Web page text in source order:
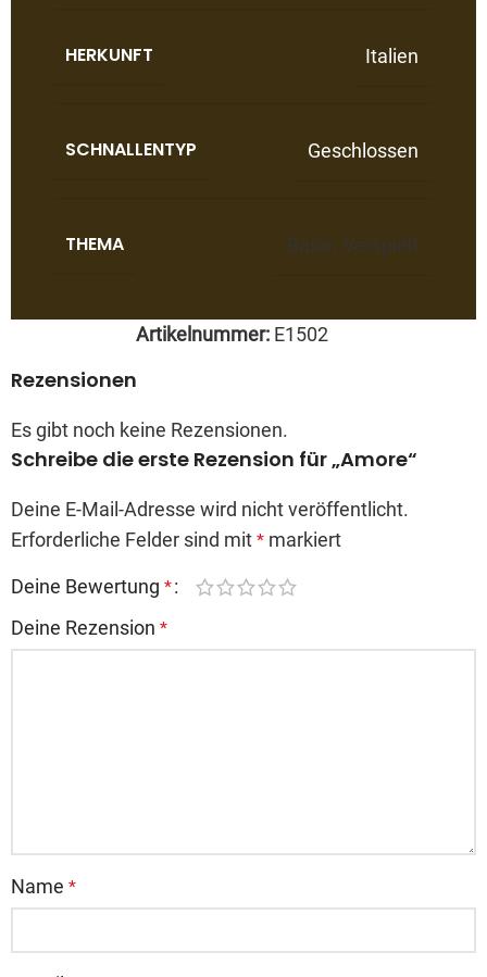
HERKUNFT Italien
SCHNALLENTYP Geschlossen
THEMA Basic, Verspielt
Artikelnummer: E1502
Rezensionen
Es gibt noch keine Rezensionen.
Schreibe die erste Rezension für „Amore“
Deine E-Mail-Adresse wird nicht veröffentlicht.
Erforderliche Felder sind mit * markiert
Deine Bewertung *
Deine Rezension *
Name *